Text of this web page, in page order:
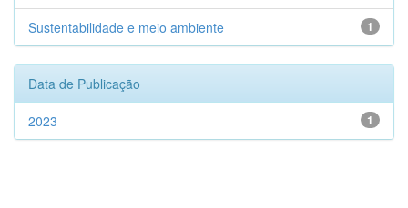
1
Sustentabilidade e meio ambiente
Data de Publicação
1
2023